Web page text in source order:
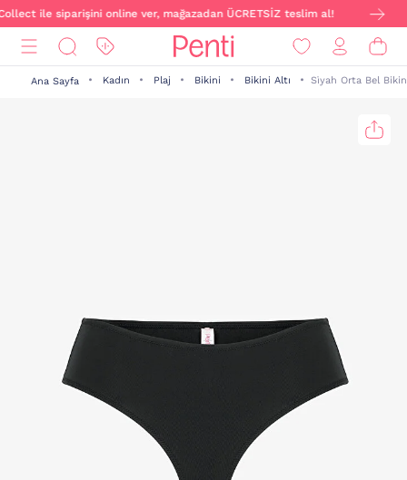
ile siparişini online ver, mağazadan ÜCRETSİZ teslim al!
Ana Sayfa Kadın Plaj Bikini Bikini Altı Si̇yah Orta Bel